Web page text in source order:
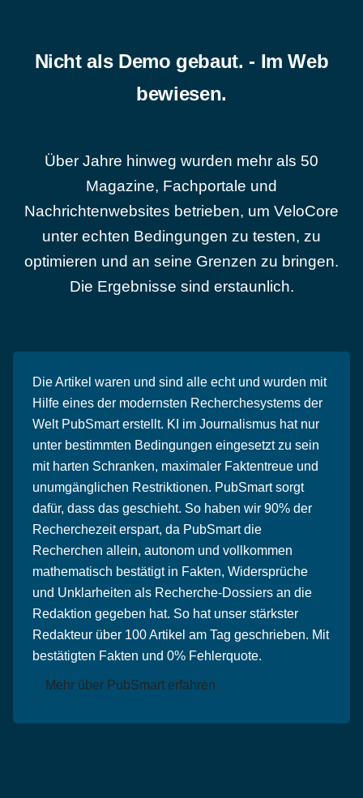
Nicht als Demo gebaut. - Im Web
bewiesen.
Über Jahre hinweg wurden mehr als 50
Magazine, Fachportale und
Nachrichtenwebsites betrieben, um VeloCore
unter echten Bedingungen zu testen, zu
optimieren und an seine Grenzen zu bringen.
Die Ergebnisse sind erstaunlich.
Die Artikel waren und sind alle echt und wurden mit
Hilfe eines der modernsten Recherchesystems der
Welt PubSmart erstellt. KI im Journalismus hat nur
unter bestimmten Bedingungen eingesetzt zu sein
mit harten Schranken, maximaler Faktentreue und
unumgänglichen Restriktionen. PubSmart sorgt
dafür, dass das geschieht. So haben wir 90% der
Recherchezeit erspart, da PubSmart die
Recherchen allein, autonom und vollkommen
mathematisch bestätigt in Fakten, Widersprüche
und Unklarheiten als Recherche-Dossiers an die
Redaktion gegeben hat. So hat unser stärkster
Redakteur über 100 Artikel am Tag geschrieben. Mit
bestätigten Fakten und 0% Fehlerquote.
Mehr über PubSmart erfahren